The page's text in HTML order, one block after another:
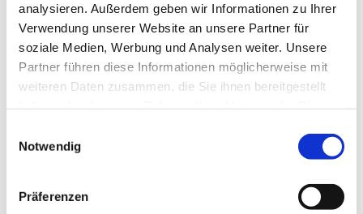
analysieren. Außerdem geben wir Informationen zu Ihrer
Verwendung unserer Website an unsere Partner für
soziale Medien, Werbung und Analysen weiter. Unsere
Partner führen diese Informationen möglicherweise mit
weiteren Daten zusammen, die Sie ihnen bereitgestellt
Notwendig
Präferenzen